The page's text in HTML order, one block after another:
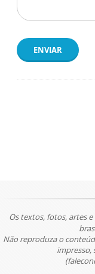
ENVIAR
Os textos, fotos, artes
Não reproduza o
impresso,